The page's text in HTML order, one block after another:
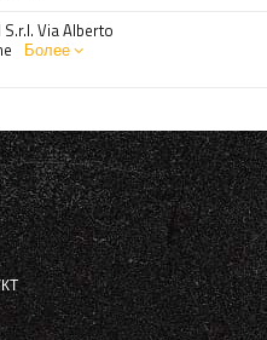
S.r.l. Via Alberto
Более